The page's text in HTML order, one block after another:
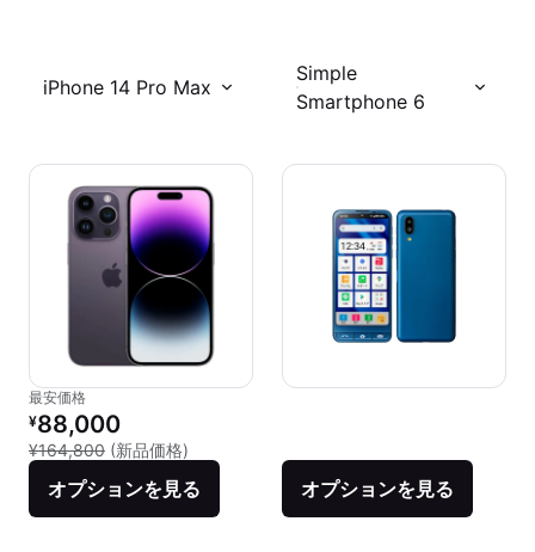
iPhone 14 Pro Max
Simple
Smartphone 6
最安価格
リファービッシュ品の価格：
¥88,000
¥164,800 (新品価格)
オプションを見る オプションを見る